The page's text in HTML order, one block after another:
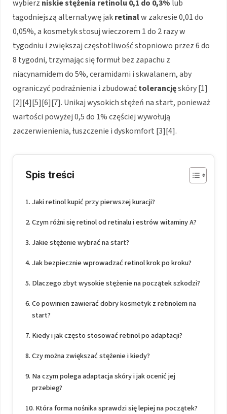
wybierz niskie stężenia retinolu 0,1 do 0,3% lub
łagodniejszą alternatywę jakretinalw zakresie 0,01 do
0,05%, a kosmetyk stosuj wieczorem 1 do 2 razy w
tygodniu i zwiększaj częstotliwość stopniowo przez 6 do
8 tygodni, trzymając się formuł bez zapachu z
niacynamidem do 5%, ceramidami i skwalanem, aby
ograniczyć podrażnienia i zbudowaćtolerancjęskóry [1]
[2][4][5][6][7]. Unikaj wysokich stężeń na start, ponieważ
wartości powyżej 0,5 do 1% częściej wywołują
zaczerwienienia, łuszczenie i dyskomfort [3][4].
Spis treści
Jaki retinol kupić przy pierwszej kuracji?
Czym różni się retinol od retinalu i estrów witaminy A?
Jakie stężenie wybrać na start?
Jak bezpiecznie wprowadzać retinol krok po kroku?
Dlaczego zbyt wysokie stężenie na początek szkodzi?
Co powinien zawierać dobry kosmetyk z retinolem na
start?
Kiedy i jak często stosować retinol po adaptacji?
Czy można zwiększać stężenie i kiedy?
Na czym polega adaptacja skóry i jak ocenić jej
przebieg?
Która forma nośnika sprawdzi się lepiej na początek?